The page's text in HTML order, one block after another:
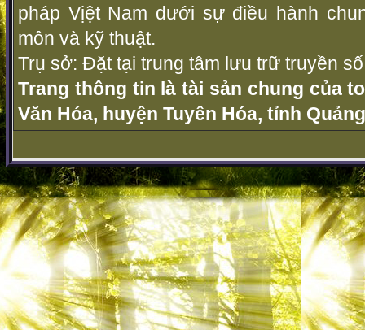
pháp Vịệt Nam dưới sự điều hành
môn và kỹ thuật.
Trụ sở: Đặt tại trung tâm lưu trữ truyền
Trang thông tin là tài sản chung của
Văn Hóa, huyện Tuyên Hóa, tỉnh